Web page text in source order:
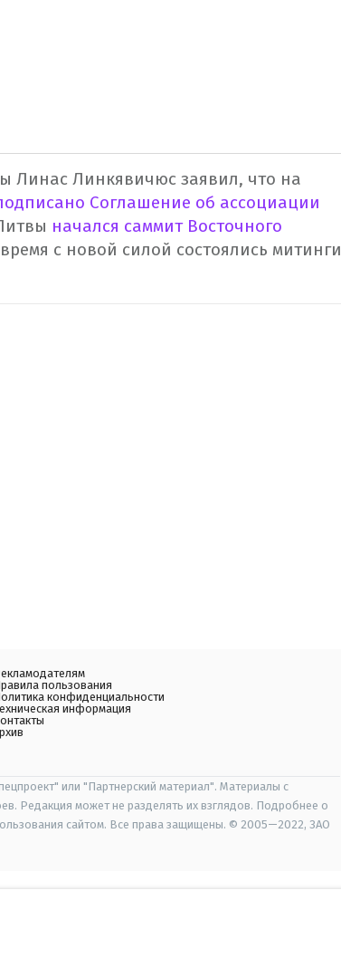
Линас Линкявичюс заявил, что на
Соглашение об ассоциации
начался саммит Восточного
с новой силой состоялись митинги
пользования
конфиденциальности
информация
или "Партнерский материал". Материалы с
Редакция может не разделять их взглядов. Подробнее о
сайтом. Все права защищены. © 2005—2022, ЗАО